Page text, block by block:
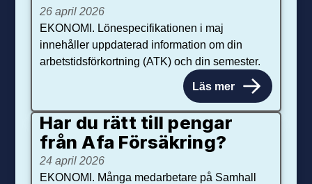
26 april 2026
EKONOMI. Lönespecifikationen i maj
innehåller uppdaterad information om din
arbetstidsförkortning (ATK) och din semester.
Läs mer
Har du rätt till pengar
från Afa Försäkring?
24 april 2026
EKONOMI. Många medarbetare på Samhall